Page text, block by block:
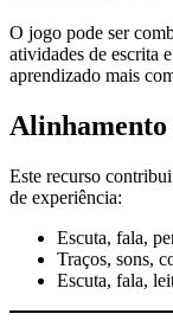
O jogo pode ser
atividades de escrita
aprendizado mais
Alinhamento
Este recurso
de experiência:
Escuta, fala,
Traços, sons,
Escuta, fala,